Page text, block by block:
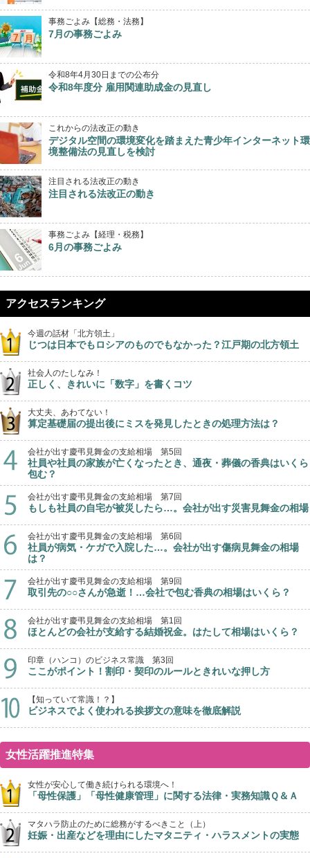
事務ごよみ【総務・法務】
7月の事務ごよみ
令和8年4月30日までの公布分
令和8年度分 雇用関連助成金の見直し
これからの法改正の動き
デジタル空間の環境変化を踏まえた青少年インターネット環
境整備法の見直しを検討
注目される法改正の動き
注目される法改正の動き
事務ごよみ【経理・税務】
6月の事務ごよみ
アクセスランキング
今週の話材「北方領土」
じつは日本でもロシアのものでもなかった？江戸期の北方領土
社会人のたしなみ！
正しく、きれいに「数字」を書くコツ
大丈夫、あわてない！
算定基礎届の提出後にミスを発見したときの処理方法は？
会社が出す慶弔見舞金の支給相場 第5回
社員や社員の家族が亡くなったとき、通夜・葬儀の香典はいくら
包む？
会社が出す慶弔見舞金の支給相場 第7回
もしも社員の自宅が被災したら…。会社が出す災害見舞金の相場
会社が出す慶弔見舞金の支給相場 第6回
社員が病気・ケガで入院した…。会社が出す傷病見舞金の相場
は？
会社が出す慶弔見舞金の支給相場 第9回
取引先の○○さんが急逝！…会社で包む香典の相場はいくら？
会社が出す慶弔見舞金の支給相場 第1回
ほとんどの会社が支給する結婚祝金。はたして相場はいくら？
印章（ハンコ）のビジネス常識 第3回
ここがポイント！割印・契印のルールときれいな押し方
【知っていて常識！？】
ビジネスでよく使われる挨拶文の意味を徹底解説
女性活躍推進特集
女性が安心して働き続けられる環境へ！
「母性保護」「母性健康管理」に関する法律・実務知識Ｑ＆Ａ
マタハラ防止のために総務がするべきこと（上）
妊娠・出産などを理由にしたマタニティ・ハラスメントの実態